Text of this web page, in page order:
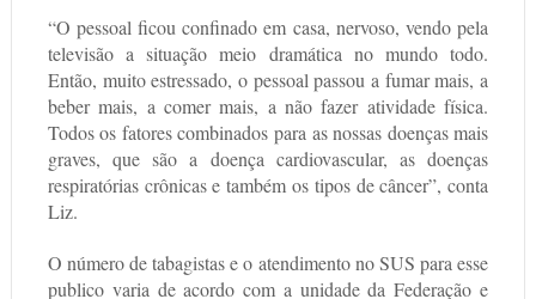
“O pessoal ficou confinado em casa, nervoso, vendo pela
televisão a situação meio dramática no mundo todo.
Então, muito estressado, o pessoal passou a fumar mais, a
beber mais, a comer mais, a não fazer atividade física.
Todos os fatores combinados para as nossas doenças mais
graves, que são a doença cardiovascular, as doenças
respiratórias crônicas e também os tipos de câncer”, conta
Liz.
O número de tabagistas e o atendimento no SUS para esse
publico varia de acordo com a unidade da Federação e